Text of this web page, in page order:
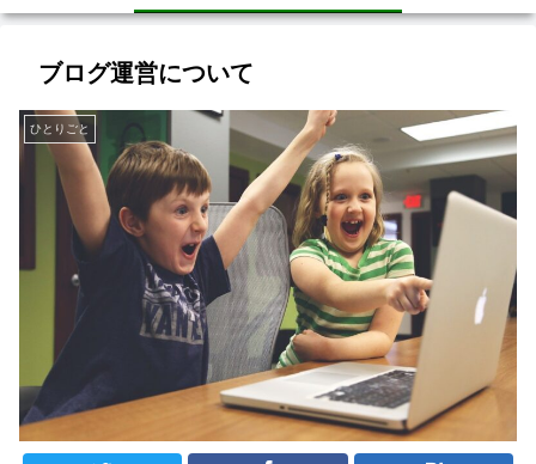
ブログ運営について
ひとりごと